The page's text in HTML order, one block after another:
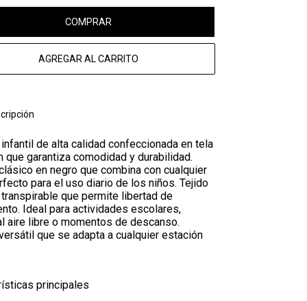
COMPRAR
AGREGAR AL CARRITO
infantil de alta calidad confeccionada en tela
que garantiza comodidad y durabilidad.
en negro que combina con cualquier
para el uso diario de los niños. Tejido
que permite libertad de
Ideal para actividades escolares,
aire libre o momentos de descanso.
que se adapta a cualquier estación
principales